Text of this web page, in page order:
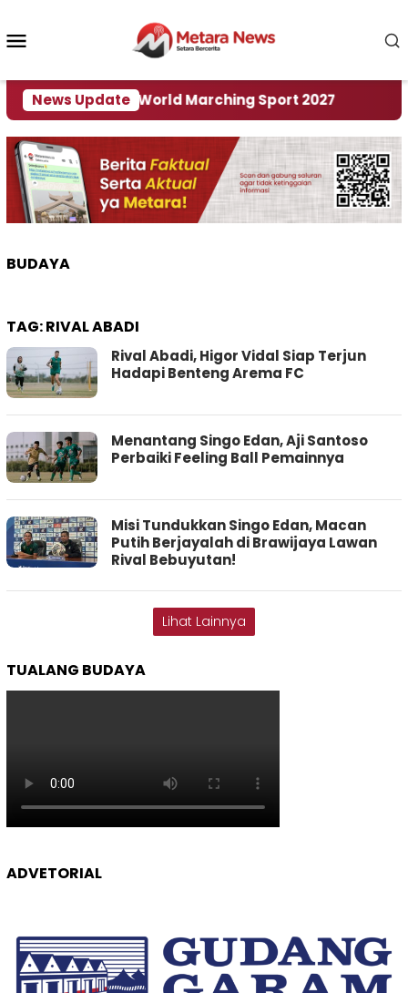
konten
News Update
Rumah World Marching Sport 2027
BUDAYA
TAG:RIVAL ABADI
Rival Abadi, Higor Vidal Siap Terjun
Hadapi Benteng Arema FC
Menantang Singo Edan, Aji Santoso
Perbaiki Feeling Ball Pemainnya
Misi Tundukkan Singo Edan, Macan
Putih Berjayalah di Brawijaya Lawan
Rival Bebuyutan!
Lihat Lainnya
TUALANG BUDAYA
ADVETORIAL